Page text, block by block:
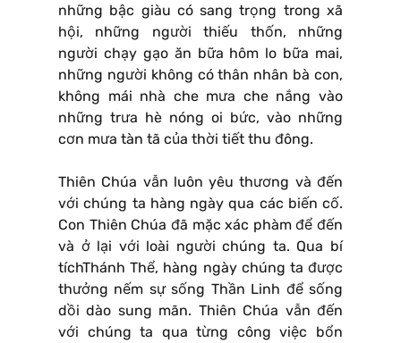
những bậc giàu có sang trọng trong xã
hội, những người thiếu thốn, những
người chạy gạo ăn bữa hôm lo bữa mai,
những người không có thân nhân bà con,
không mái nhà che mưa che nắng vào
những trưa hè nóng oi bức, vào những
cơn mưa tàn tã của thời tiết thu đông.
Thiên Chúa vẫn luôn yêu thương và đến
với chúng ta hàng ngày qua các biến cố.
Con Thiên Chúa đã mặc xác phàm để đến
và ở lại với loài người chúng ta. Qua bí
tíchThánh Thể, hàng ngày chúng ta được
thưởng nếm sự sống Thần Linh để sống
dồi dào sung mãn. Thiên Chúa vẫn đến
với chúng ta qua từng công việc bổn